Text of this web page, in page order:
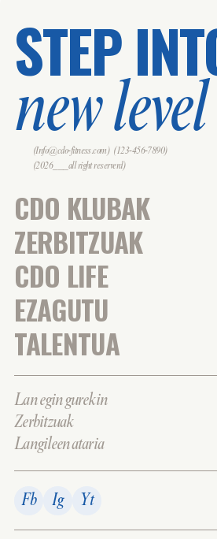
STEP
new level
(Info@cdo-fitness.com) (123-456-7890)
(2026___all right reserverd)
CDO KLUBAK
ZERBITZUAK
CDO LIFE
EZAGUTU
TALENTUA
Lan egin gurekin
Zerbitzuak
Langileen ataria
Fb Ig Yt